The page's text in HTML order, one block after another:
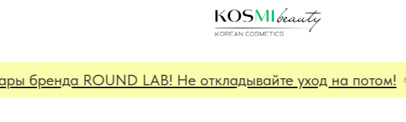
бренда ROUND LAB! Не откладывайте уход на потом!